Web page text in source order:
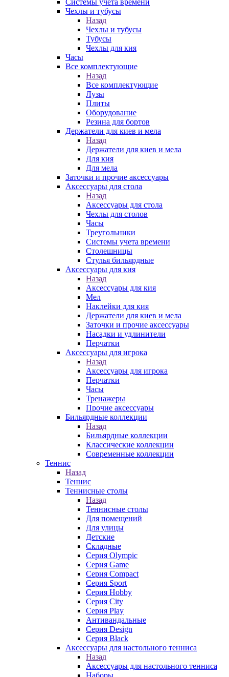
Системы учета времени
Чехлы и тубусы
Назад
Чехлы и тубусы
Тубусы
Чехлы для кия
Часы
Все комплектующие
Назад
Все комплектующие
Лузы
Плиты
Оборудование
Резина для бортов
Держатели для киев и мела
Назад
Держатели для киев и мела
Для кия
Для мела
Заточки и прочие аксессуары
Аксессуары для стола
Назад
Аксессуары для стола
Чехлы для столов
Часы
Треугольники
Системы учета времени
Столешницы
Стулья бильярдные
Аксессуары для кия
Назад
Аксессуары для кия
Мел
Наклейки для кия
Держатели для киев и мела
Заточки и прочие аксессуары
Насадки и удлинители
Перчатки
Аксессуары для игрока
Назад
Аксессуары для игрока
Перчатки
Часы
Тренажеры
Прочие аксессуары
Бильярдные коллекции
Назад
Бильярдные коллекции
Классические коллекции
Современные коллекции
Теннис
Назад
Теннис
Теннисные столы
Назад
Теннисные столы
Для помещений
Для улицы
Детские
Складные
Серия Olympic
Серия Game
Серия Compact
Серия Sport
Серия Hobby
Серия City
Серия Play
Антивандальные
Серия Design
Серия Black
Аксессуары для настольного тенниса
Назад
Аксессуары для настольного тенниса
Наборы